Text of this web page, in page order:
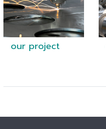
our project